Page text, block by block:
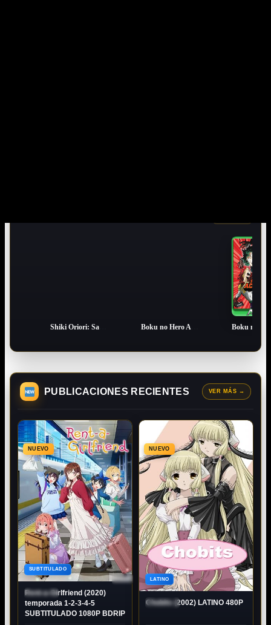
PUBLICACIONES RECIENTES VER MÁS →
ESTRENO
SUBTITULADO
NUEVO
Rent-a-Girlfriend (2020)
temporada 1-2-3-4-5
SUBTITULADO 1080P BDRIP
LATINO
NUEVO
Chobits (2002) LATINO 480P